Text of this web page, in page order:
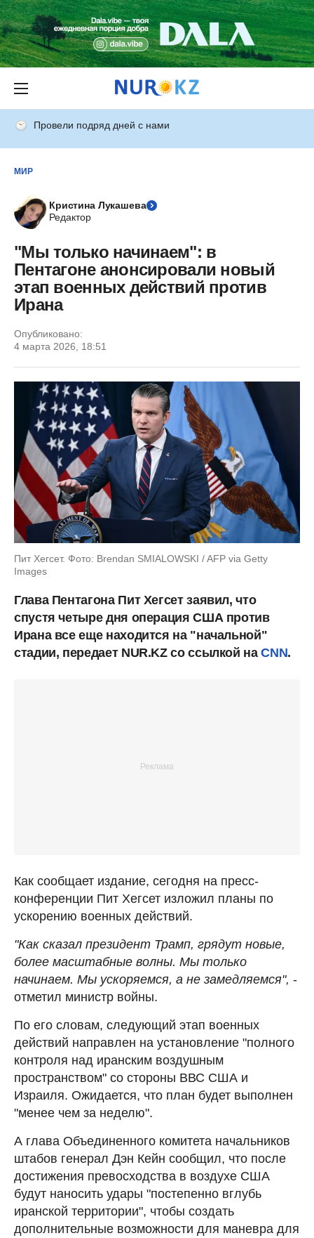
Провели подряд дней с нами
МИР
Кристина Лукашева
Редактор
"Мы только начинаем": в
Пентагоне анонсировали новый
этап военных действий против
Ирана
Опубликовано:
4 марта 2026, 18:51
Пит Хегсет. Фото: Brendan SMIALOWSKI / AFP via Getty
Images
Глава Пентагона Пит Хегсет заявил, что
спустя четыре дня операция США против
Ирана все еще находится на "начальной"
стадии, передает NUR.KZ со ссылкой наCNN.
Как сообщает издание, сегодня на пресс-
конференции Пит Хегсет изложил планы по
ускорению военных действий.
"Как сказал президент Трамп, грядут новые,
более масштабные волны. Мы только
начинаем. Мы ускоряемся, а не замедляемся", -
отметил министр войны.
По его словам, следующий этап военных
действий направлен на установление "полного
контроля над иранским воздушным
пространством" со стороны ВВС США и
Израиля. Ожидается, что план будет выполнен
"менее чем за неделю".
А глава Объединенного комитета начальников
штабов генерал Дэн Кейн сообщил, что после
достижения превосходства в воздухе США
будут наносить удары "постепенно вглубь
иранской территории", чтобы создать
дополнительные возможности для маневра для